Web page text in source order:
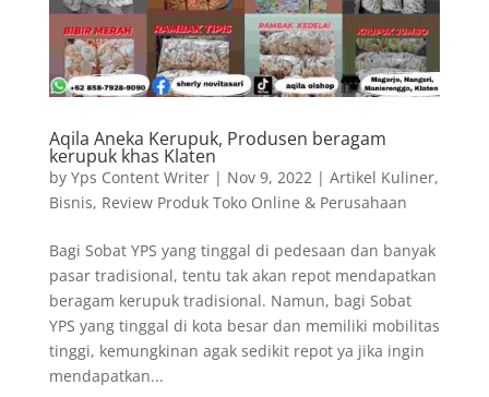
Aqila Aneka Kerupuk, Produsen beragam
kerupuk khas Klaten
by Yps Content Writer| Nov 9, 2022| Artikel Kuliner,
Bisnis, Review Produk Toko Online & Perusahaan
Bagi Sobat YPS yang tinggal di pedesaan dan banyak
pasar tradisional, tentu tak akan repot mendapatkan
beragam kerupuk tradisional. Namun, bagi Sobat
YPS yang tinggal di kota besar dan memiliki mobilitas
tinggi, kemungkinan agak sedikit repot ya jika ingin
mendapatkan...